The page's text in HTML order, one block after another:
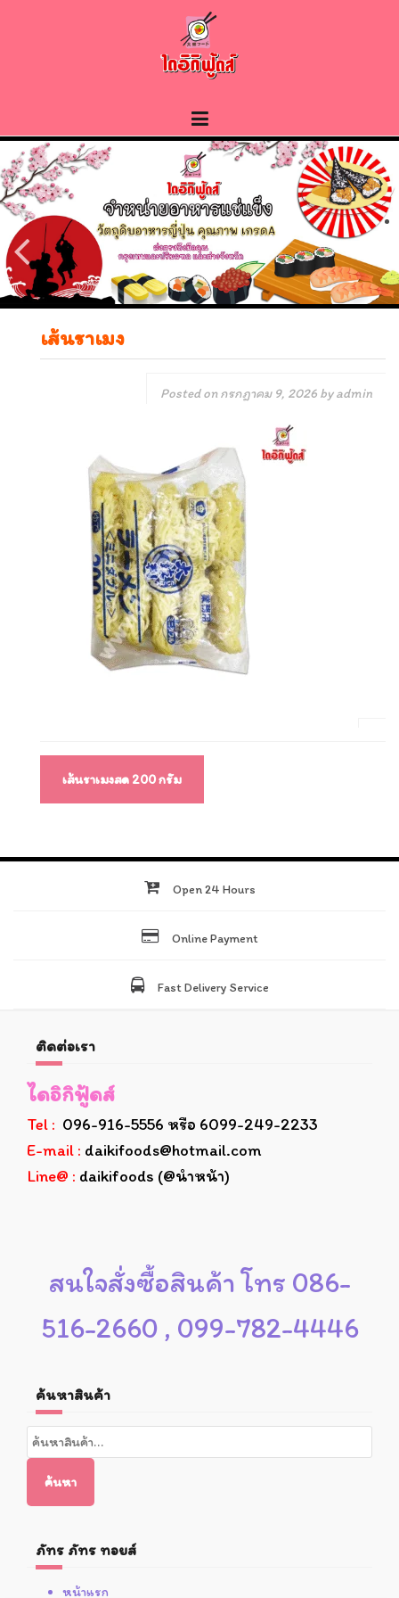
เส้นราเมง
Posted onกรกฎาคม 9, 2026 byadmin
เรื่องเส้นราเมงสด 200 กรัม
Open 24 Hours
Online Payment
Fast Delivery Service
ติดต่อเรา
ไดอิกิฟู้ดส์
Tel : 096-916-5556 หรือ 6099-249-2233
E-mail : daikifoods@hotmail.com
Line@ : daikifoods (@นำหน้า)
สนใจสั่งซื้อสินค้า โทร 086-
516-2660 , 099-782-4446
ค้นหาสินค้า
ค้นหา:
ค้นหา
ภัทร ภัทร ทอยส์
หน้าแรก